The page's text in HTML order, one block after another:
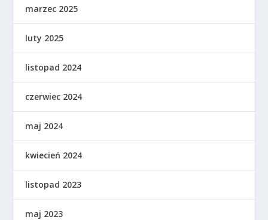
marzec 2025
luty 2025
listopad 2024
czerwiec 2024
maj 2024
kwiecień 2024
listopad 2023
maj 2023